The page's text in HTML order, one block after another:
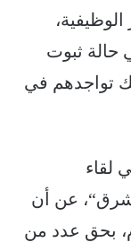
حالة ثبوت
تواجدهم في
لقاء
عن أن
بحق عدد من